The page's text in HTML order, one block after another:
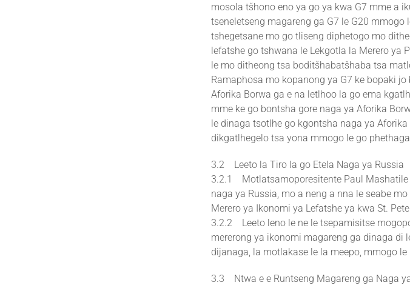
mosola tšhono eno ya go ya kwa G7 mme a
tseneletseng magareng ga G7 le G20
tshegetsane mo go tliseng diphetogo mo
lefatshe go tshwana le Lekgotla la Merero ya
le mo ditheong tsa boditšhabatšhaba tsa
Ramaphosa mo kopanong ya G7 ke bopaki
Aforika Borwa ga e na letlhoo la go ema
mme ke go bontsha gore naga ya Aforika
le dinaga tsotlhe go kgontsha naga ya
dikgatlhegelo tsa yona mmogo le go
3.2 Leeto la Tiro la go Etela Naga ya Russia
3.2.1 Motlatsamoporesitente Paul Mashatile
naga ya Russia, mo a neng a nna le seabe
Merero ya Ikonomi ya Lefatshe ya kwa St.
3.2.2 Leeto leno le ne le tsepamisitse
mererong ya ikonomi magareng ga dinaga di
dijanaga, la motlakase le la meepo, mmogo
3.3 Ntwa e e Runtseng Magareng ga Naga